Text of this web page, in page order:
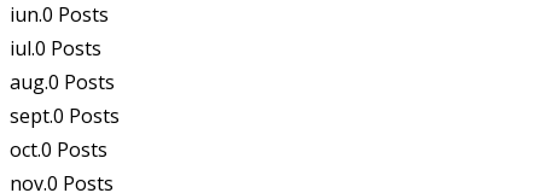
iun.0 Posts
iul.0 Posts
aug.0 Posts
sept.0 Posts
oct.0 Posts
nov.0 Posts